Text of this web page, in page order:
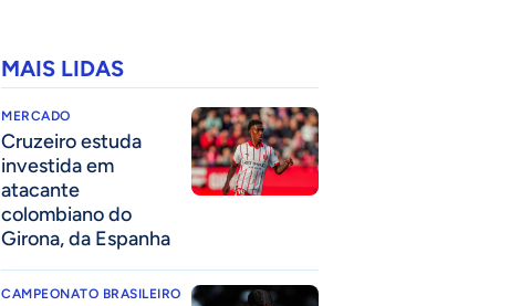
MAIS LIDAS
MERCADO
Cruzeiro estuda
investida em
atacante
colombiano do
Girona, da Espanha
CAMPEONATO BRASILEIRO